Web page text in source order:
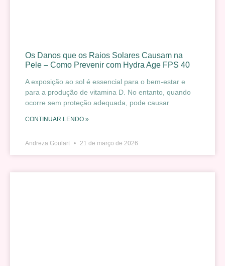
Os Danos que os Raios Solares Causam na
Pele – Como Prevenir com Hydra Age FPS 40
A exposição ao sol é essencial para o bem-estar e
para a produção de vitamina D. No entanto, quando
ocorre sem proteção adequada, pode causar
CONTINUAR LENDO »
Andreza Goulart 21 de março de 2026